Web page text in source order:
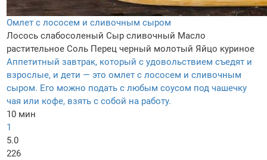
Омлет с лососем и сливочным сыром
Лосось слабосоленый Сыр сливочный Масло
растительное Соль Перец черный молотый Яйцо куриное
Аппетитный завтрак, который с удовольствием съедят и
взрослые, и дети — это омлет с лососем и сливочным
сыром. Его можно подать с любым соусом под чашечку
чая или кофе, взять с собой на работу.
10 мин
1
5.0
226